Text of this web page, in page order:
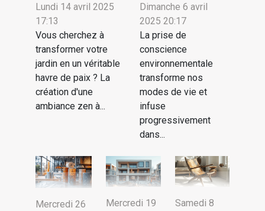
Lundi 14 avril 2025
17:13
Vous cherchez à
transformer votre
jardin en un véritable
havre de paix ? La
création d'une
ambiance zen à...
Dimanche 6 avril
2025 20:17
La prise de
conscience
environnementale
transforme nos
modes de vie et
infuse
progressivement
dans...
Mercredi 26
Mercredi 19
Samedi 8